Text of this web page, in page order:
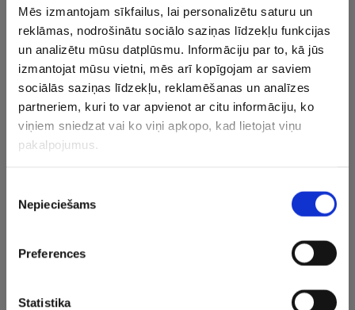
Mēs izmantojam sīkfailus, lai personalizētu saturu un
reklāmas, nodrošinātu sociālo saziņas līdzekļu funkcijas
un analizētu mūsu datplūsmu. Informāciju par to, kā jūs
izmantojat mūsu vietni, mēs arī kopīgojam ar saviem
sociālās saziņas līdzekļu, reklamēšanas un analīzes
partneriem, kuri to var apvienot ar citu informāciju, ko
viņiem sniedzat vai ko viņi apkopo, kad lietojat viņu
pakalpojumus.
izvēle
Nepieciešams
Preferences
Statistika
CITAS ZIŅAS NO ŠĪS KATEGORIJAS
Sieviešu basketbola
sāk ar uzvaru
gūst vien
punktus
×